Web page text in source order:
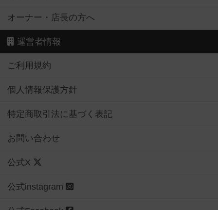
オーナー・店長の方へ
運営者情報
ご利用規約
個人情報保護方針
特定商取引法に基づく表記
お問い合わせ
公式X
公式instagram